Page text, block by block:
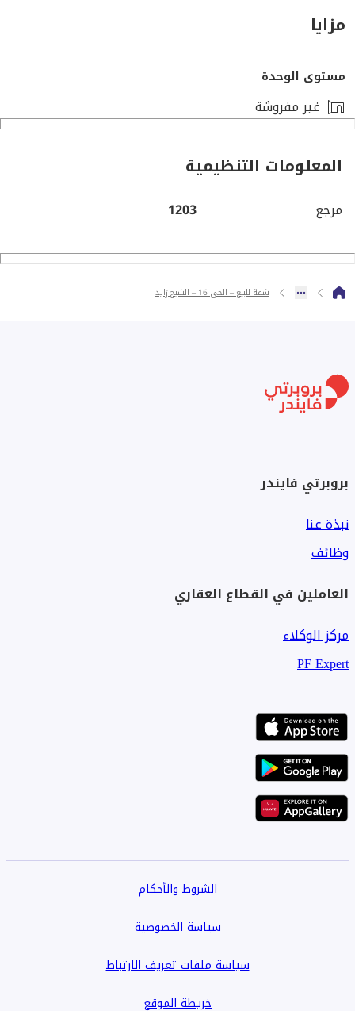
نوافذ مؤمّنة بالحديد
جاهزة للاستلام الفوري (بدون فرش)
موقع هادئ وقريب من أماكن الخدمات والجذب
مزايا
مستوى الوحدة
غير مفروشة
المعلومات التنظيمية
مرجع 1203
شقة للبيع – الحي 16 – الشيخ زايد
بروبرتي فايندر
نبذة عنا
وظائف
العاملين في القطاع العقاري
مركز الوكلاء
PF Expert
الشروط والأحكام
سياسة الخصوصية
سياسة ملفات تعريف الارتباط
خريطة الموقع